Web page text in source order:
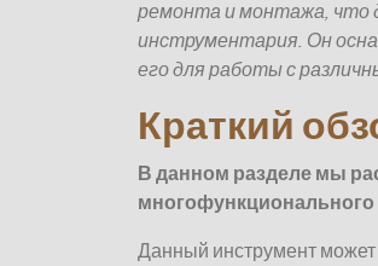
ремонта и монтажа, что
инструментария. Он
его для работы с
Краткий
В данном разделе мы
многофункционального
Данный инструмент может